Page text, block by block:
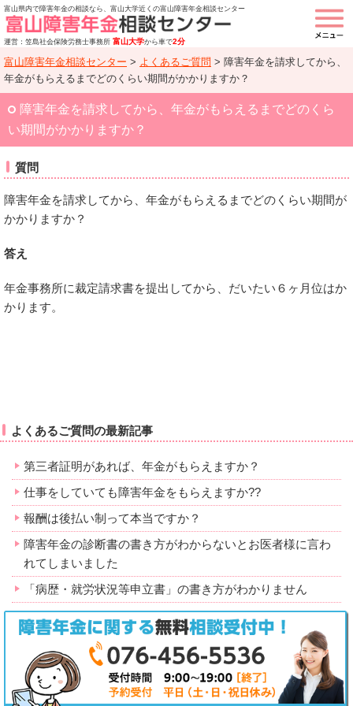
富山県内で障害年金の相談なら、富山大学近くの富山障害年金相談センター
運営：笠島社会保険労務士事務所 富山大学から車で2分
富山障害年金相談センター > よくあるご質問 > 障害年金を請求してから、
年金がもらえるまでどのくらい期間がかかりますか？
障害年金を請求してから、年金がもらえるまでどのくら
い期間がかかりますか？
質問
障害年金を請求してから、年金がもらえるまでどのくらい期間が
かかりますか？
答え
年金事務所に裁定請求書を提出してから、だいたい６ヶ月位はか
かります。
よくあるご質問の最新記事
第三者証明があれば、年金がもらえますか？
仕事をしていても障害年金をもらえますか??
報酬は後払い制って本当ですか？
障害年金の診断書の書き方がわからないとお医者様に言わ
れてしまいました
「病歴・就労状況等申立書」の書き方がわかりません